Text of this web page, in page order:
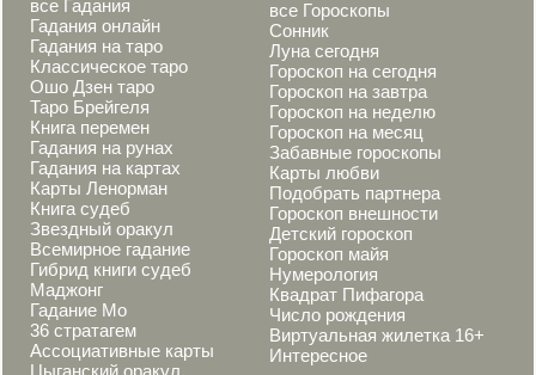
все Гадания
Гадания онлайн
Гадания на таро
Классическое таро
Ошо Дзен таро
Таро Брейгеля
Книга перемен
Гадания на рунах
Гадания на картах
Карты Ленорман
Книга судеб
Звездный оракул
Всемирное гадание
Гибрид книги судеб
Маджонг
Гадание Мо
36 стратагем
Ассоциативные карты
Цыганский оракул
все Гороскопы
Сонник
Луна сегодня
Гороскоп на сегодня
Гороскоп на завтра
Гороскоп на неделю
Гороскоп на месяц
Забавные гороскопы
Карты любви
Подобрать партнера
Гороскоп внешности
Детский гороскоп
Гороскоп майя
Нумерология
Квадрат Пифагора
Число рождения
Виртуальная жилетка 16+
Интересное